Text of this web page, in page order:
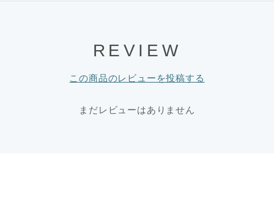
REVIEW
この商品のレビューを投稿する
まだレビューはありません